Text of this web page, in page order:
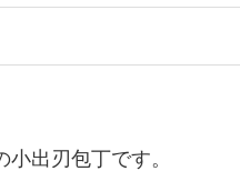
出刃包丁です。